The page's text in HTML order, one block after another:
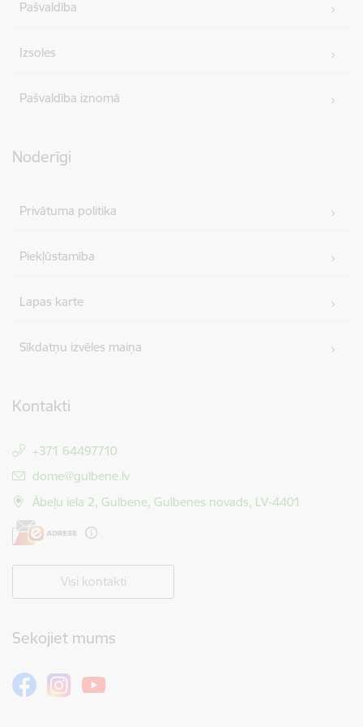
Pašvaldība
Izsoles
Pašvaldība iznomā
Noderīgi
Privātuma politika
Piekļūstamība
Lapas karte
Sīkdatņu izvēles maiņa
Kontakti
+371 64497710
E-pasts:
dome@gulbene.lv
Ābeļu iela 2, Gulbene, Gulbenes novads, LV-4401
Visi kontakti
Sekojiet mums